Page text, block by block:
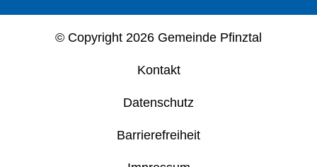
© Copyright 2026 Gemeinde Pfinztal
Kontakt
Datenschutz
Barrierefreiheit